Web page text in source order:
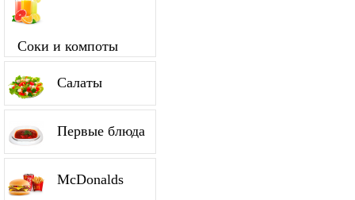
Соки и компоты
Салаты
Первые блюда
McDonalds